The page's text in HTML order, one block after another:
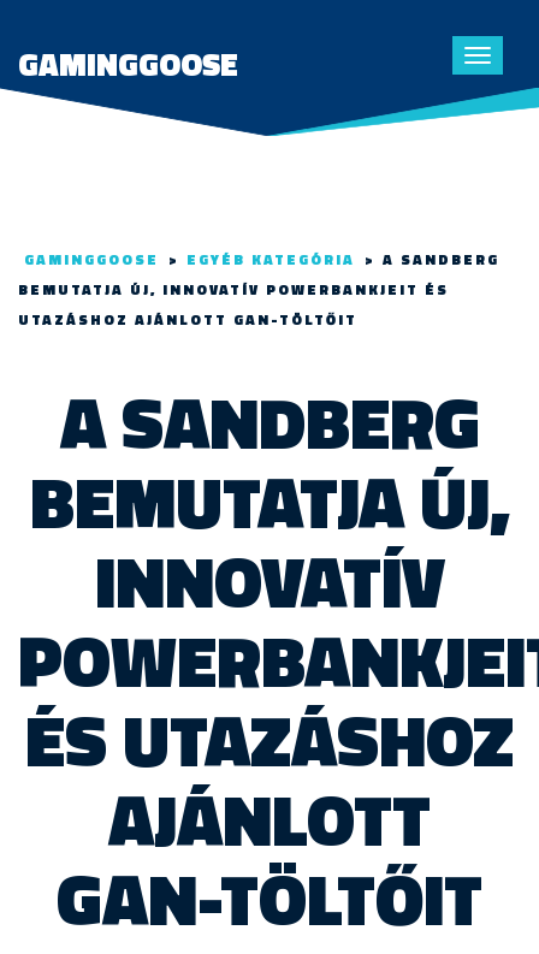
Toggle
GAMINGGOOSE
GAMINGGOOSE > EGYÉB KATEGÓRIA > A SANDBERG
BEMUTATJA ÚJ, INNOVATÍV POWERBANKJEIT ÉS
UTAZÁSHOZ AJÁNLOTT GAN-TÖLTŐIT
A SANDBERG
BEMUTATJA ÚJ,
INNOVATÍV
ÉS UTAZÁSHOZ
AJÁNLOTT
GAN-TÖLTŐIT